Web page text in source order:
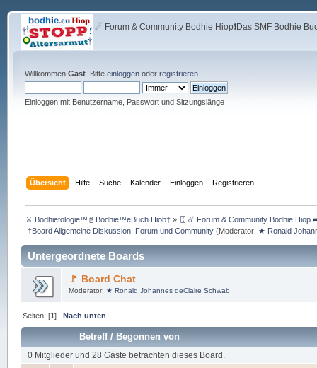
☄ Forum & Community Bodhie Hiop❗Das SMF Bodhie
Willkommen Gast. Bitte einloggenoder registrieren.
Einloggen mit Benutzername, Passwort und Sitzungslänge
Übersicht Hilfe Suche Kalender Einloggen Registrieren
⚔ Bodhietologie™📓Bodhie™eBuch Hiob† » 🗄 ☄ Forum & Community Bodhie Hiop
†Board Allgemeine Diskussion, Forum und Community (Moderator: ★ Ronald
Untergeordnete Boards
🚩 Board Chat
Moderator: ★ Ronald Johannes deClaire Schwab
Seiten: [1]Nach unten
Betreff/ Begonnen von
0 Mitglieder und 28 Gäste betrachten dieses Board.